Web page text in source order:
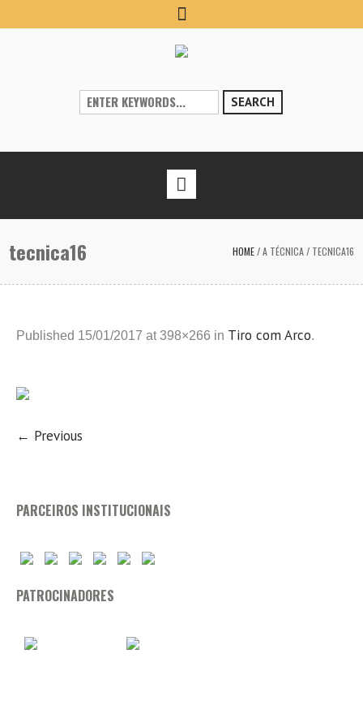
SEARCH
tecnica16 HOME/A TÉCNICA/ TECNICA16
Published 15/01/2017 at 398×266 in Tiro com Arco.
← Previous
PARCEIROS INSTITUCIONAIS
PATROCINADORES